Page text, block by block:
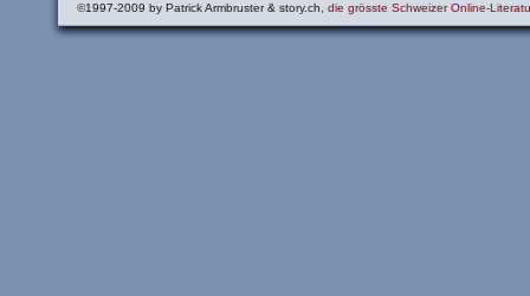
©1997-2009 by Patrick Armbruster & story.ch, die grösste Schweizer Online-